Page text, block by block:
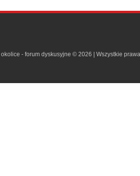
- forum dyskusyjne © 2026 | Wszystkie